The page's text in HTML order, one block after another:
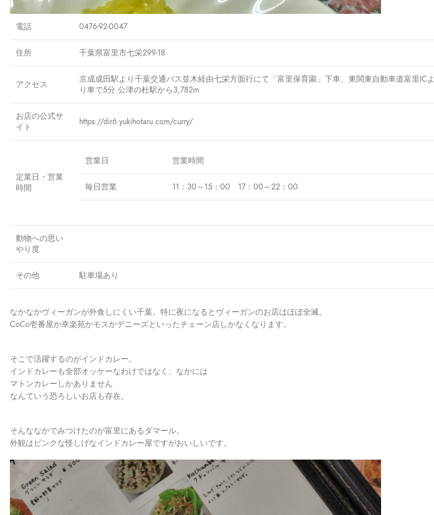
電話 0476-92-0047
住所 千葉県富里市七栄299-18
アクセス
京成成田駅より千葉交通バス並木経由七栄方面行にて「富里保育園」下車、東関東自動車道富里ICよ
り車で5分 公津の杜駅から3,782m
お店の公式サ
イト
https://dir6.yukihotaru.com/curry/
定業日・営業
時間
営業日 営業時間
毎日営業 11：30～15：00 17：00～22：00
動物への思い
やり度
その他 駐車場あり
なかなかヴィーガンが外食しにくい千葉。特に夜になるとヴィーガンのお店はほぼ全滅。
CoCo壱番屋か幸楽苑かモスかデニーズといったチェーン店しかなくなります。
そこで活躍するのがインドカレー。
インドカレーも全部オッケーなわけではなく、なかには
マトンカレーしかありません
なんていう恐ろしいお店も存在。
そんななかでみつけたのが富里にあるダマール。
外観はピンクな怪しげなインドカレー屋ですがおいしいです。